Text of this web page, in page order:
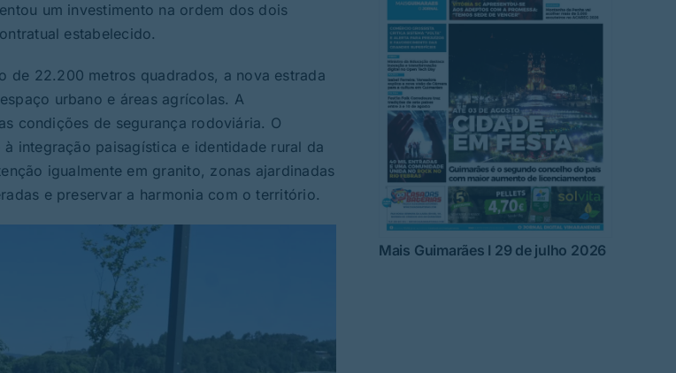
um investimento na ordem dos dois
estabelecido.
de 22.200 metros quadrados, a nova estrada
urbano e áreas agrícolas. A
condições de segurança rodoviária. O
integração paisagística e identidade rural da
igualmente em granito, zonas ajardinadas
e preservar a harmonia com o território.
Mais Guimarães I 29 de julho 2026